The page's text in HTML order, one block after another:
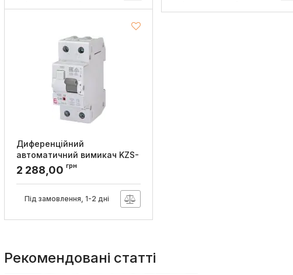
Диференційний
автоматичний вимикач KZS-
2M C 40/0,03 тип A (10kA),
ETI
2 288,00 грн
Під замовлення, 1-2 дні
Рекомендовані статті